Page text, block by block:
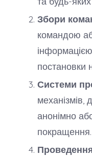
Збори
командою
постановки
Системи
механізмів,
анонімно
покращення.